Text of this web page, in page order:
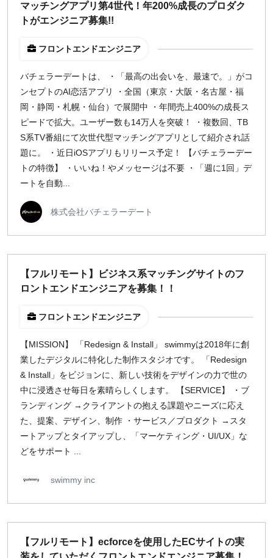
マッチングアプリ第4世代！年200%成長のプロダク
トがエンジニア募集!!
フロントエンドエンジニア
バチェラーデートは、 ・「最高の出会いを、最速で。」がコ
ンセプトのAI恋活アプリ ・全国（東京・大阪・名古屋・福
岡・静岡・札幌・仙台）で展開中 ・年間売上400%の成長ス
ピードで拡大。ユーザー数も14万人を突破！ ・複数回、TB
S系TV番組にて次世代型マッチングアプリとして紹介され話
題に。 ・近日iOSアプリもリリース予定！ 【バチェラーデー
トの特徴】 ・いいね！やメッセージは不要 ・「週に1回」デ
ートを自動...
株式会社バチェラーデート
【フルリモート】ビジネス系マッチングサイトのフ
ロントエンドエンジニアを募集！！
フロントエンドエンジニア
【MISSION】 「Redesign & Install」 swimmyは2018年に創
業したデジタルに特化した制作スタジオです。 「Redesign
& Install」をビジョンに、新しい技術をデザインの力で世の
中に浸透させ毎日を素晴らしくします。 【SERVICE】 ・ブ
ランディング →クライアントの抱える課題やニーズに応え
た、提案、デザイン、制作 ・サービス／プロダクト →スタ
ートアップとタイアップし、「マーケティング・UI/UX」な
どをサポート ...
swimmy inc
【フルリモート】ecforceを使用したECサイトの実